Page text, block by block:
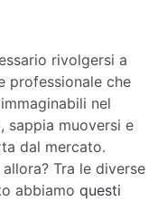
rivolgersi a
professionale che
nel
sappia muoversi e
dal mercato.
Tra le diverse
abbiamo questi